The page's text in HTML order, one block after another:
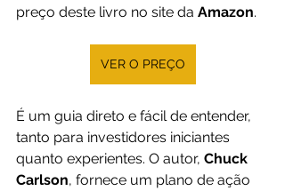
preço deste livro no site da Amazon.
VER O PREÇO
É um guia direto e fácil de entender,
tanto para investidores iniciantes
quanto experientes. O autor, Chuck
Carlson, fornece um plano de ação